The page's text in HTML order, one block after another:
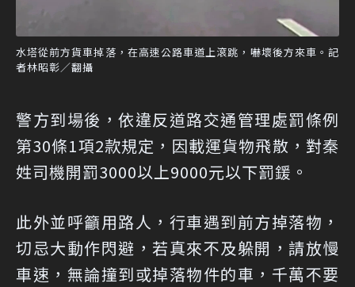
水塔從前方貨車掉落，在高速公路車道上滾跳，嚇壞後方來車。記
者林昭彰／翻攝
警方到場後，依違反道路交通管理處罰條例
第30條1項2款規定，因載運貨物飛散，對秦
姓司機開罰3000以上9000元以下罰鍰。
此外並呼籲用路人，行車遇到前方掉落物，
切忌大動作閃避，若真來不及躲開，請放慢
車速，無論撞到或掉落物件的車，千萬不要